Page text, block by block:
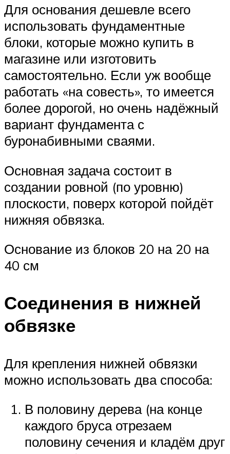
Для основания дешевле всего
использовать фундаментные
блоки, которые можно купить в
магазине или изготовить
самостоятельно. Если уж вообще
работать «на совесть», то имеется
более дорогой, но очень надёжный
вариант фундамента с
буронабивными сваями.
Основная задача состоит в
создании ровной (по уровню)
плоскости, поверх которой пойдёт
нижняя обвязка.
Основание из блоков 20 на 20 на
40 см
Соединения в нижней
обвязке
Для крепления нижней обвязки
можно использовать два способа:
В половину дерева (на конце
каждого бруса отрезаем
половину сечения и кладём друг